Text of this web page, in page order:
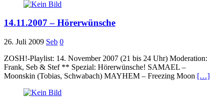
14.11.2007 – Hörerwünsche
26. Juli 2009 Seb 0
ZOSH!-Playlist: 14. November 2007 (21 bis 24 Uhr) Moderation:
Frank, Seb & Stef ** Spezial: Hörerwünsche! SAMAEL –
Moonskin (Tobias, Schwabach) MAYHEM – Freezing Moon […]